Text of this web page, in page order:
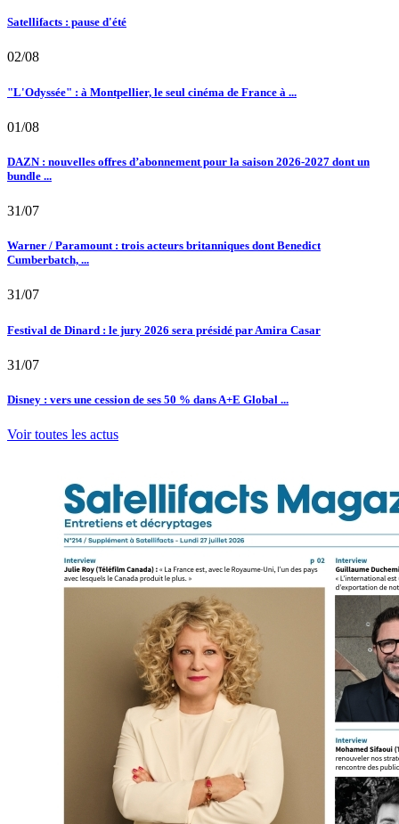
Satellifacts : pause d'été
02/08
"L'Odyssée" : à Montpellier, le seul cinéma de France à ...
01/08
DAZN : nouvelles offres d’abonnement pour la saison 2026-2027 dont un
bundle ...
31/07
Warner / Paramount : trois acteurs britanniques dont Benedict
Cumberbatch, ...
31/07
Festival de Dinard : le jury 2026 sera présidé par Amira Casar
31/07
Disney : vers une cession de ses 50 % dans A+E Global ...
Voir toutes les actus